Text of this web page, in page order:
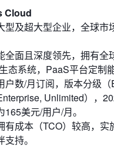
Cloud
型及超大型企业，全球市
全面且深度领先，拥有全
态系统，PaaS平台定制
户数/月订阅，版本分级
Unlimited），
美元/用户/月。
有成本（TCO）较高，实
持。